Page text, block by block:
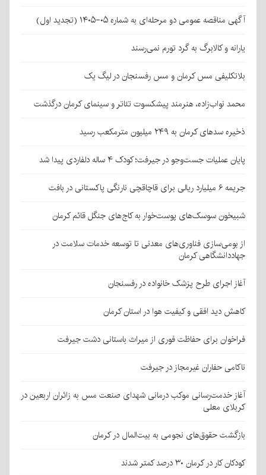
آگهی مناقصه عمومی دو مرحله‌ای به شماره ۰۵-۱۴۰۵ (تجدید اول)
یارانه و کالابرگ به گرد تورم نمی‌رسند
بلاتکلیفی مس کرمان و مس رفسنجان در لیگ یک
محمد نواب‌زاده، هنرمند پیشکسوت تئاتر و سینمای کرمان درگذشت
ذخیره سدهای کرمان به ۲۴۹ میلیون مترمکعب رسید
پایان عملیات جست‌وجو در جیرفت؛ کودک ۴ ساله دلفاردی پیدا شد
جریمه ۶ میلیارد ریالی برای قاچاقچی نارنگی پاکستانی در بافت
شبیخون سوسک‌های پوست‌خوار به کاج‌های جنگل قائم کرمان
از بومی‌سازی فناوری‌های معدنی تا توسعه خدمات سلامت در
جهاددانشگاهی کرمان
آغاز اجرای طرح پزشک خانواده در رفسنجان
کاهش دید افقی و کیفیت هوا در استان کرمان
فراخوان برای حفاظت فوری از میراث باستانی دشت جیرفت
ناکامی حفاران غیرمجاز در جیرفت
آغاز خدمت‌رسانی موکب درمانی شهدای صنعت مس به زائران اربعین در
کربلای معلی
بازگشت حقوق‌های نجومی به بیت‌المال در کرمان
کودکان کار در کرمان ۳۰ درصد کمتر شدند